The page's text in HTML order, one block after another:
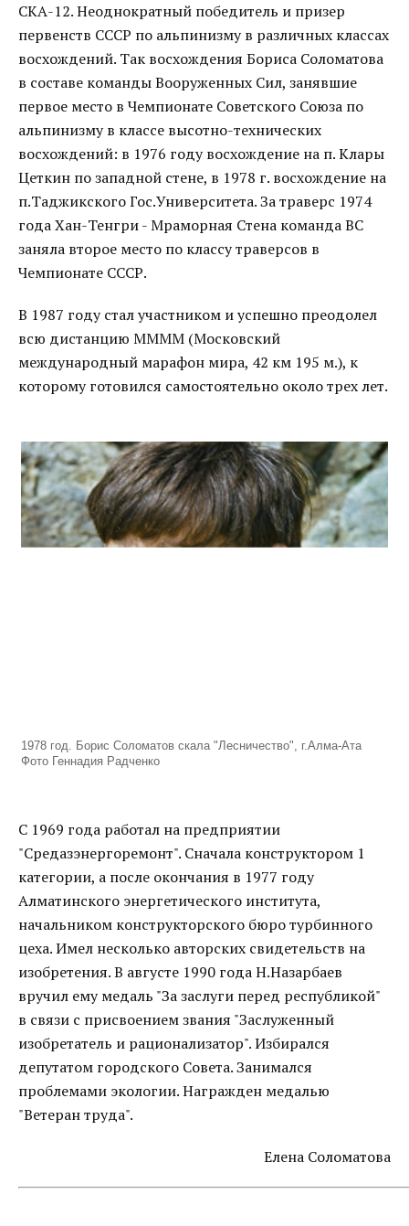
СКА-12. Неоднократный победитель и призер
первенств СССР по альпинизму в различных классах
восхождений. Так восхождения Бориса Соломатова
в составе команды Вооруженных Сил, занявшие
первое место в Чемпионате Советского Союза по
альпинизму в классе высотно-технических
восхождений: в 1976 году восхождение на п. Клары
Цеткин по западной стене, в 1978 г. восхождение на
п.Таджикского Гос.Университета. За траверс 1974
года Хан-Тенгри - Мраморная Стена команда ВС
заняла второе место по классу траверсов в
Чемпионате СССР.
В 1987 году стал участником и успешно преодолел
всю дистанцию ММММ (Московский
международный марафон мира, 42 км 195 м.), к
которому готовился самостоятельно около трех лет.
1978 год. Борис Соломатов скала "Лесничество", г.Алма-Ата
Фото Геннадия Радченко
С 1969 года работал на предприятии
"Средазэнергоремонт". Сначала конструктором 1
категории, а после окончания в 1977 году
Алматинского энергетического института,
начальником конструкторского бюро турбинного
цеха. Имел несколько авторских свидетельств на
изобретения. В августе 1990 года Н.Назарбаев
вручил ему медаль "За заслуги перед республикой"
в связи с присвоением звания "Заслуженный
изобретатель и рационализатор". Избирался
депутатом городского Совета. Занимался
проблемами экологии. Награжден медалью
"Ветеран труда".
Елена Соломатова